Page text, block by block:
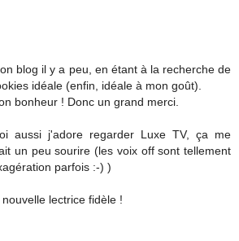
blog il y a peu, en étant à la recherche de
idéale (enfin, idéale à mon goût).
bonheur ! Donc un grand merci.
aussi j'adore regarder Luxe TV, ça me
un peu sourire (les voix off sont tellement
parfois :-) )
lectrice fidèle !